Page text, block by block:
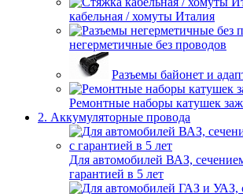
кабельная / хомуты Италия
негерметичные без проводов
Разъемы байонет и
Ремонтные наборы катушек
2. Аккумуляторные провода
Для автомобилей ВАЗ,
гарантией в 5 лет